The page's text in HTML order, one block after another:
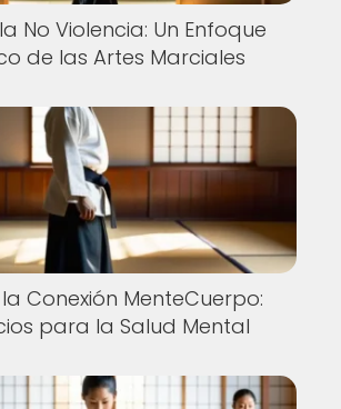
No Violencia: Un Enfoque
de las Artes Marciales
Conexión MenteCuerpo:
para la Salud Mental